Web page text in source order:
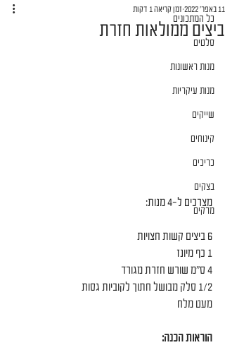
כל המתכונים
סלטים
מנות ראשונות
מנות עיקריות
שייקים
קינוחים
כריכים
בצקים
מרקים
ביצים ממולאות חזרת
11 באפר׳ 2022 זמן קריאה 1 דקות
מצרכים ל-4 מנות:
6 ביצים קשות חצויות
1 כף מיונז
4 ס״מ שורש חזרת מגורד
1/2 סלק מבושל חתוך לקוביות גסות
מעט מלח
הוראות‭ ‬הכנה‭:‬